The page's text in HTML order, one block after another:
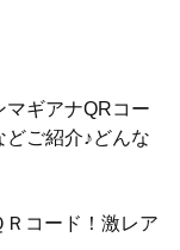
マギアナQRコー
どご紹介♪どんな
Ｒコード！激レア